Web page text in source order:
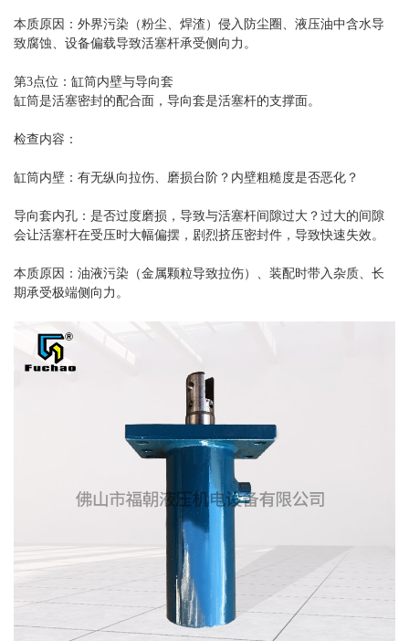
本质原因：外界污染（粉尘、焊渣）侵入防尘圈、液压油中含水导
致腐蚀、设备偏载导致活塞杆承受侧向力。
第3点位：缸筒内壁与导向套
缸筒是活塞密封的配合面，导向套是活塞杆的支撑面。
检查内容：
缸筒内壁：有无纵向拉伤、磨损台阶？内壁粗糙度是否恶化？
导向套内孔：是否过度磨损，导致与活塞杆间隙过大？过大的间隙
会让活塞杆在受压时大幅偏摆，剧烈挤压密封件，导致快速失效。
本质原因：油液污染（金属颗粒导致拉伤）、装配时带入杂质、长
期承受极端侧向力。